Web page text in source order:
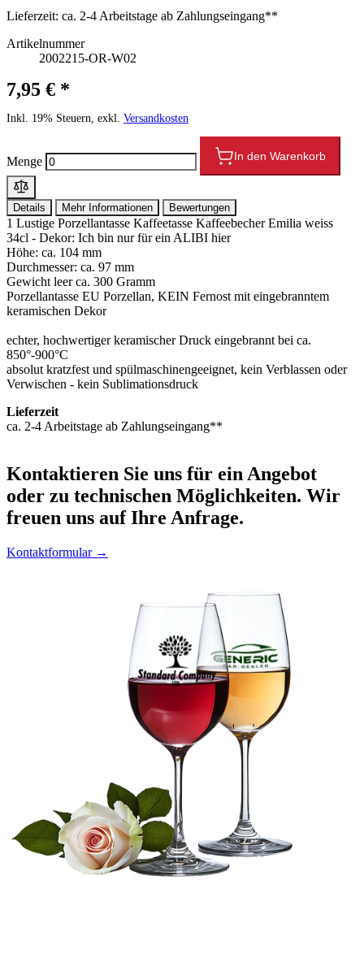
Lieferzeit: ca. 2-4 Arbeitstage ab Zahlungseingang**
Artikelnummer
2002215-OR-W02
7,95 € *
Inkl. 19% Steuern, exkl. Versandkosten
Menge In den Warenkorb
Details Mehr Informationen Bewertungen
1 Lustige Porzellantasse Kaffeetasse Kaffeebecher Emilia weiss
34cl - Dekor: Ich bin nur für ein ALIBI hier
Höhe: ca. 104 mm
Durchmesser: ca. 97 mm
Gewicht leer ca. 300 Gramm
Porzellantasse EU Porzellan, KEIN Fernost mit eingebranntem
keramischen Dekor
echter, hochwertiger keramischer Druck eingebrannt bei ca.
850°-900°C
absolut kratzfest und spülmaschinengeeignet, kein Verblassen oder
Verwischen - kein Sublimationsdruck
Lieferzeit
ca. 2-4 Arbeitstage ab Zahlungseingang**
Kontaktieren Sie uns für ein Angebot
oder zu technischen Möglichkeiten. Wir
freuen uns auf Ihre Anfrage.
Kontaktformular →